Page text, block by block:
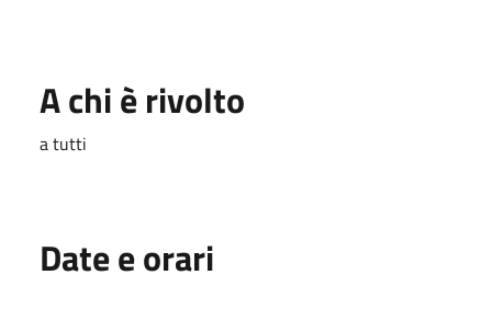
A chi è rivolto
a tutti
Date e orari